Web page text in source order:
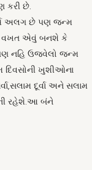
કરી છે.
અલગ છે પણ જન્મ
વખત એવું બનશે કે
નહિ ઉજવેલો જન્મ
ખુશીઓના
દૂર્વા અને સલામ
રહેશે.આ બંને